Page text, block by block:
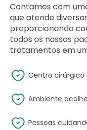
Contamos com
que atende
proporcionando
todos os nossos
tratamentos em
Centro
Ambiente
Pessoas